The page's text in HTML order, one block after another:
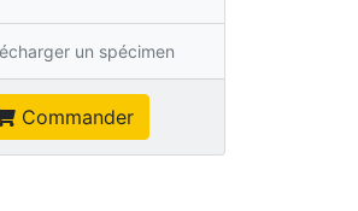
un spécimen
Commander